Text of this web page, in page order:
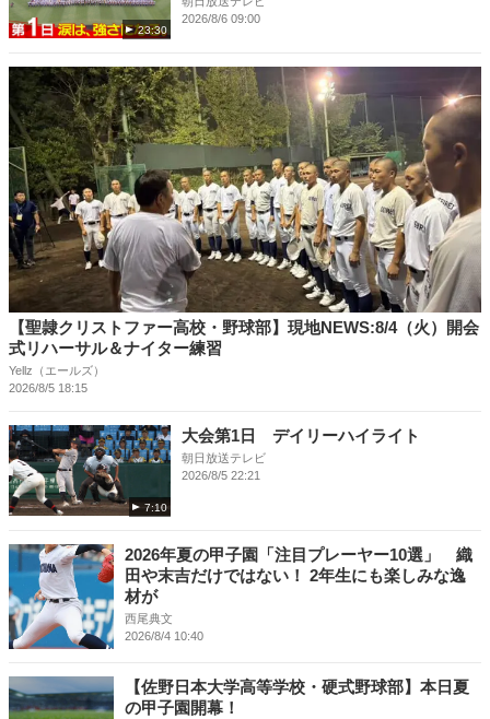
23:30
2026/8/6 09:00
【聖隷クリストファー高校・野球部】現地NEWS:8/4（火）開会
式リハーサル＆ナイター練習
Yellz（エールズ）
2026/8/5 18:15
7:10
大会第1日 デイリーハイライト
朝日放送テレビ
2026/8/5 22:21
2026年夏の甲子園「注目プレーヤー10選」 織
田や末吉だけではない！ 2年生にも楽しみな逸
材が
西尾典文
2026/8/4 10:40
【佐野日本大学高等学校・硬式野球部】本日夏
の甲子園開幕！